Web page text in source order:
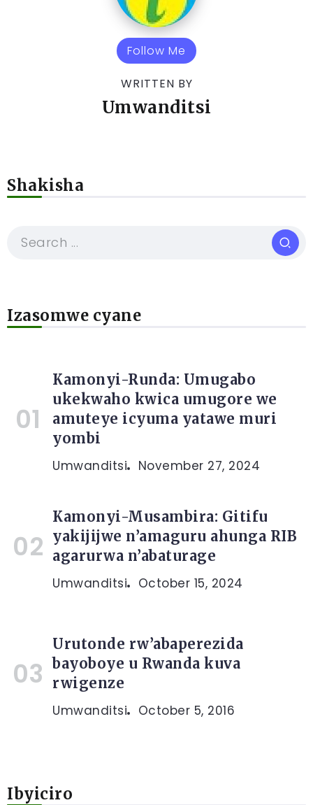
Follow Me
WRITTEN BY
Umwanditsi
Shakisha
Izasomwe cyane
Kamonyi-Runda: Umugabo
ukekwaho kwica umugore we
amuteye icyuma yatawe muri
yombi
Umwanditsi November 27, 2024
Kamonyi-Musambira: Gitifu
yakijijwe n’amaguru ahunga RIB
agarurwa n’abaturage
Umwanditsi October 15, 2024
Urutonde rw’abaperezida
bayoboye u Rwanda kuva
rwigenze
Umwanditsi October 5, 2016
Ibyiciro